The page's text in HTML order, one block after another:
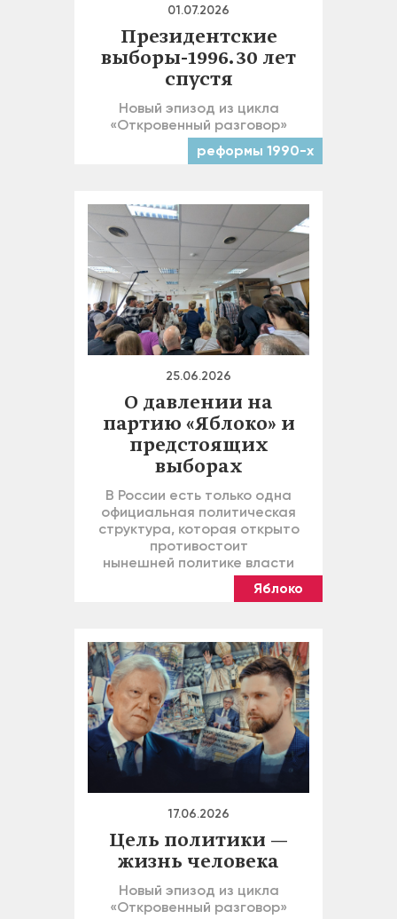
01.07.2026
Президентские
выборы-1996. 30 лет
спустя
Новый эпизод из цикла
«Откровенный разговор»
реформы 1990-х
25.06.2026
О давлении на
партию «Яблоко» и
предстоящих
выборах
В России есть только одна
официальная политическая
структура, которая открыто
противостоит
нынешней политике власти
Яблоко
17.06.2026
Цель политики —
жизнь человека
Новый эпизод из цикла
«Откровенный разговор»